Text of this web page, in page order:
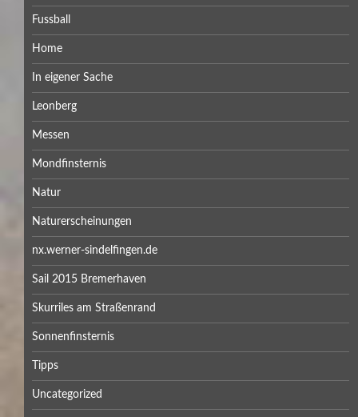
Fussball
Home
In eigener Sache
Leonberg
Messen
Mondfinsternis
Natur
Naturerscheinungen
nx.werner-sindelfingen.de
Sail 2015 Bremerhaven
Skurriles am Straßenrand
Sonnenfinsternis
Tipps
Uncategorized